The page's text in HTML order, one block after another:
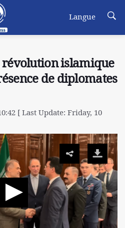
Langue
révolution islamique
de diplomates
[ Last Update: Friday, 10